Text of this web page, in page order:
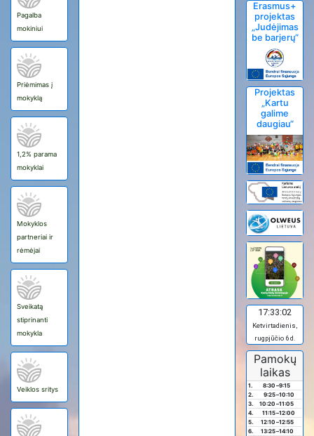
Pagalba
mokiniui
Priėmimas į
mokyklą
1,2% parama
mokyklai
Mokyklos
partneriai ir
rėmėjai
Sveikatą
stiprinanti
mokykla
Veiklos sritys
Erasmus+
projektas
„Judėjimas
be barjerų“
Projektas
„Kartu
galime
daugiau“
17:33:02
Ketvirtadienis,
rugpjūčio 6 d.
Pamokų
laikas
1. 8:30 –9:15
2.
9:25–10:10
3.
10:20 –11:05
4.
11:15–12:00
5.
12:10 –12:55
6.
13:25–14:10